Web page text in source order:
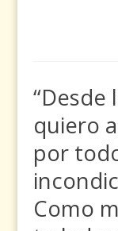
“Desde
quiero
por
Como